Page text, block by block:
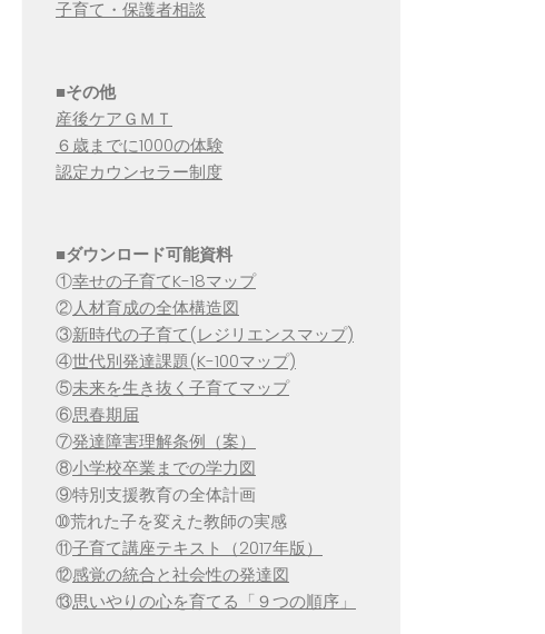
子育て・保護者相談
■その他
産後ケアＧＭＴ
６歳までに1000の体験
認定カウンセラー制度
■ダウンロード可能資料
①幸せの子育てK-18マップ
②人材育成の全体構造図
③新時代の子育て(レジリエンスマップ)
④世代別発達課題(K-100マップ)
⑤未来を生き抜く子育てマップ
⑥思春期届
⑦発達障害理解条例（案）
⑧小学校卒業までの学力図
⑨特別支援教育の全体計画
➉荒れた子を変えた教師の実感
⑪子育て講座テキスト（2017年版）
⑫感覚の統合と社会性の発達図
⑬思いやりの心を育てる「９つの順序」